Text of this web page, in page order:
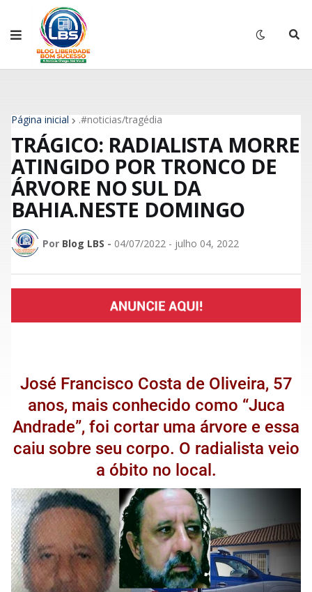
Página inicial .#noticias/tragédia
TRÁGICO: RADIALISTA MORRE
ATINGIDO POR TRONCO DE
ÁRVORE NO SUL DA
BAHIA.NESTE DOMINGO
Por Blog LBS - 04/07/2022 - julho 04, 2022
José Francisco Costa de Oliveira, 57
anos, mais conhecido como “Juca
Andrade”, foi cortar uma árvore e essa
caiu sobre seu corpo. O radialista veio
a óbito no local.